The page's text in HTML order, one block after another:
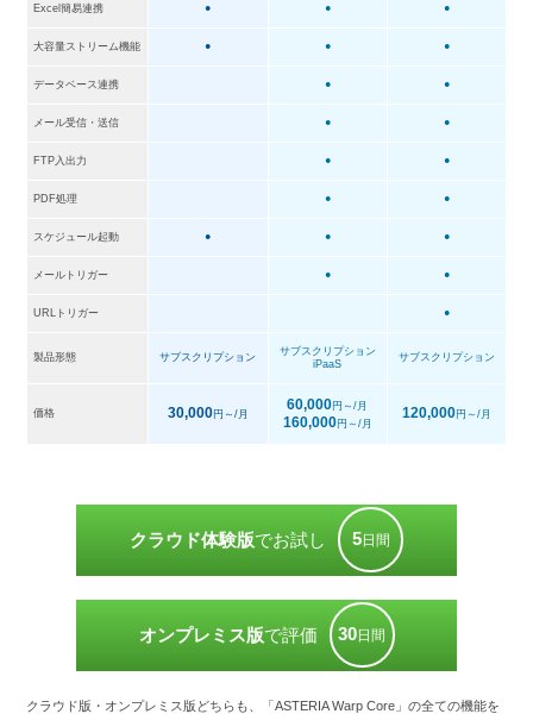
Excel簡易連携 ● ● ●
大容量ストリーム機能 ● ● ●
データベース連携 ● ●
メール受信・送信 ● ●
FTP入出力 ● ●
PDF処理 ● ●
スケジュール起動 ● ● ●
メールトリガー ● ●
URLトリガー ●
製品形態 サブスクリプション
サブスクリプション
iPaaS
サブスクリプション
価格 30,000円～/月
60,000円～/月
160,000円～/月
120,000円～/月
クラウド体験版でお試し 5日間
オンプレミス版で評価 30日間
クラウド版・オンプレミス版どちらも、「ASTERIA Warp Core」の全ての機能を